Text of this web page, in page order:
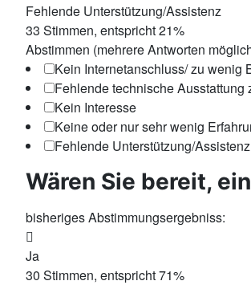
Fehlende Unterstützung/Assistenz
33 Stimmen, entspricht21%
Abstimmen (mehrere Antworten
Kein Internetanschluss/ zu wenig
Fehlende technische Ausstattung
Kein Interesse
Keine oder nur sehr wenig
Fehlende Unterstützung/Assistenz
Wären Sie bereit,
bisheriges Abstimmungsergebniss:
Ja
30 Stimmen, entspricht71%